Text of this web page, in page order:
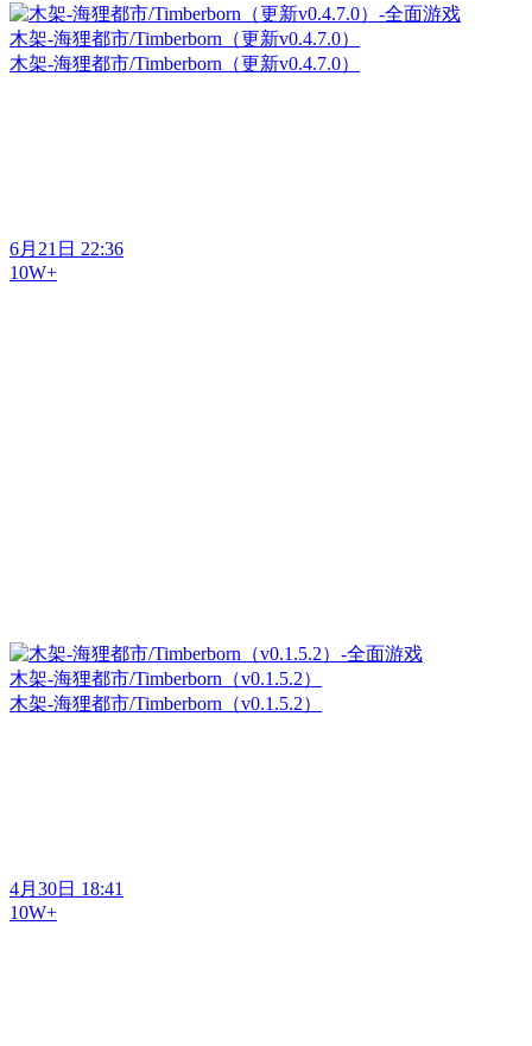
木架-海狸都市/Timberborn（更新v0.4.7.0）
木架-海狸都市/Timberborn（更新v0.4.7.0）
6月21日 22:36
10W+
木架-海狸都市/Timberborn（v0.1.5.2）
木架-海狸都市/Timberborn（v0.1.5.2）
4月30日 18:41
10W+